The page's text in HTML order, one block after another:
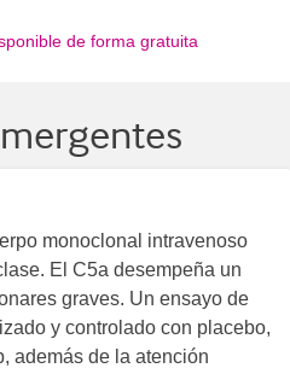
de forma gratuita
monoclonal intravenoso
El C5a desempeña un
graves. Un ensayo de
y controlado con placebo,
además de la atención